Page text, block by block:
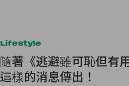
Lifestyle
隨著《逃避雖可恥但有
這樣的消息傳出！